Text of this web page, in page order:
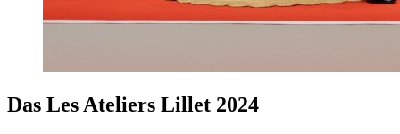
Das Les Ateliers Lillet 2024